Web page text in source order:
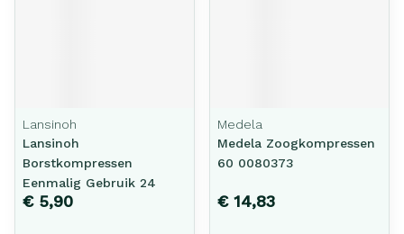
Lansinoh
Lansinoh
Borstkompressen
Eenmalig Gebruik 24
€ 5,90
Medela
Medela Zoogkompressen
60 0080373
€ 14,83